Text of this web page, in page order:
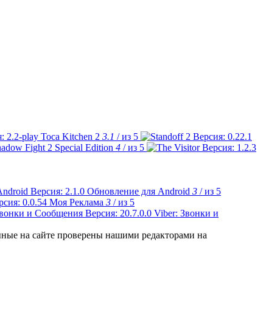
Toca Kitchen 2 3.1 / из 5
Fight 2 Special Edition 4 / из 5
Обновление для Android 3 / из 5
Моя Реклама 3 / из 5
Viber: Звонки и
на сайте проверены нашими редакторами на